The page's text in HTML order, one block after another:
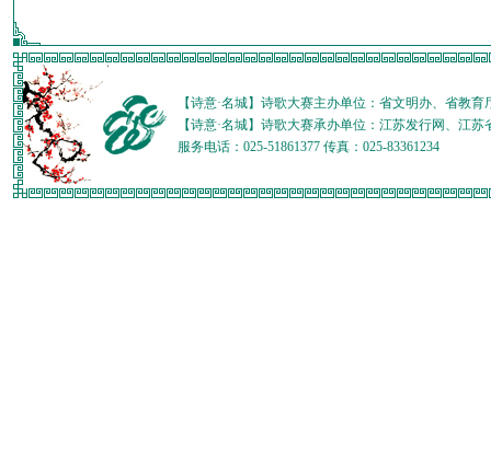
【诗意·名城】诗歌大赛主办单位：省文明办、省教
【诗意·名城】诗歌大赛承办单位：江苏发行网、江
服务电话：025-51861377 传真：025-83361234